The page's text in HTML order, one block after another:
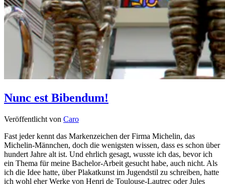
Nunc est Bibendum!
Veröffentlicht von Caro
Fast jeder kennt das Markenzeichen der Firma Michelin, das
Michelin-Männchen, doch die wenigsten wissen, dass es schon über
hundert Jahre alt ist. Und ehrlich gesagt, wusste ich das, bevor ich
ein Thema für meine Bachelor-Arbeit gesucht habe, auch nicht. Als
ich die Idee hatte, über Plakatkunst im Jugendstil zu schreiben, hatte
ich wohl eher Werke von Henri de Toulouse-Lautrec oder Jules